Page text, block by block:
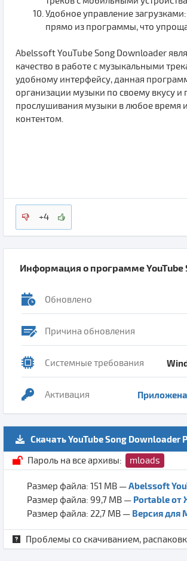
Удобное управление
прямо из программы, что
Abelssoft YouTube Song Downloader
качество в работе с музыкальными
удобному интерфейсу, данная
организации музыки по своему вкусу
прослушивания музыки в любое время
контентом.
+4
Информация о программе
Обновлено
Причина обновления
Системные требования
Активация
Скачать YouTube Song Downloader
Пароль на все архивы:
mloads
Размер файла: 151 MB —Abelssoft
Размер файла: 99,7 MB — Portable от
Размер файла: 22,7 MB — Версия для
Проблемы со скачиванием,